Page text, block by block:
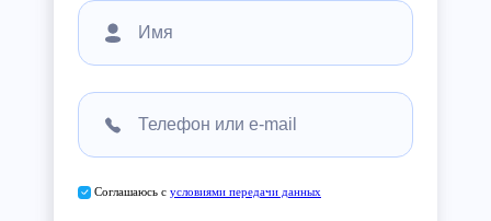
Соглашаюсь с условиями передачи данных